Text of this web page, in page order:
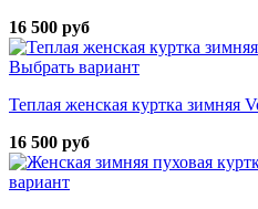
16 500 руб
Выбрать вариант
Теплая женская куртка зимняя
16 500 руб
вариант